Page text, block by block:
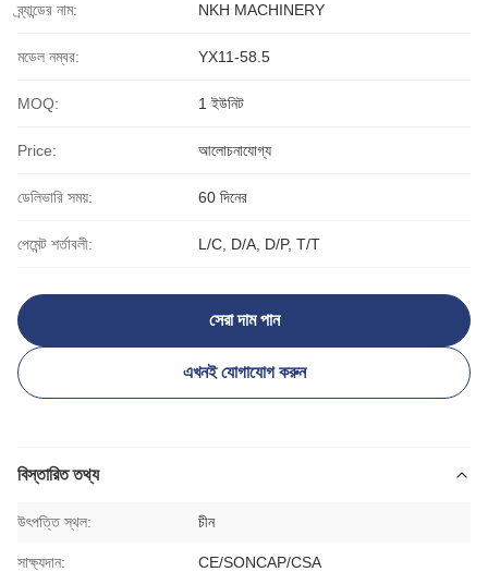
ব্র্যান্ডের নাম: NKH MACHINERY
মডেল নম্বর: YX11-58.5
MOQ: 1 ইউনিট
Price: আলোচনাযোগ্য
ডেলিভারি সময়: 60 দিনের
পেমেন্ট শর্তাবলী: L/C, D/A, D/P, T/T
সেরা দাম পান
এখনই যোগাযোগ করুন
বিস্তারিত তথ্য
উৎপত্তি স্থল: চীন
সাক্ষ্যদান: CE/SONCAP/CSA